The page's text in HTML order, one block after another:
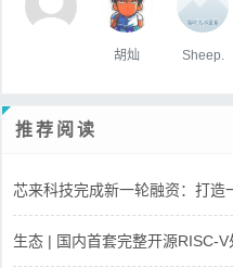
胡灿 Sheep.
推荐阅读
芯来科技完成新一轮融资：打造
生态 | 国内首套完整开源RISC-